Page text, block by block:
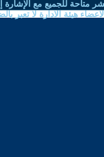
متاحة للجميع مع الإشارة
هيئة الادارة لا تعبر